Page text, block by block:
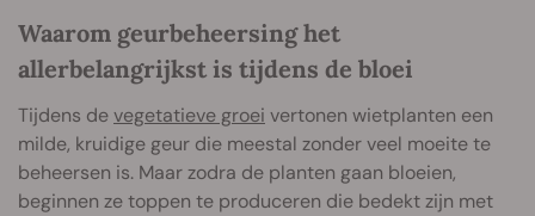
Waarom geurbeheersing het
allerbelangrijkst is tijdens de bloei
Tijdens devegetatieve groei vertonen wietplanten een
milde, kruidige geur die meestal zonder veel moeite te
beheersen is. Maar zodra de planten gaan bloeien,
beginnen ze toppen te produceren die bedekt zijn met